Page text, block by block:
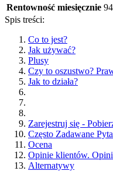
Rentowność miesięcznie
Spis treści:
Co to jest?
Jak używać?
Plusy
Czy to oszustwo?
Jak to działa?
Zarejestruj się -
Często Zadawane
Ocena
Opinie klientów.
Alternatywy